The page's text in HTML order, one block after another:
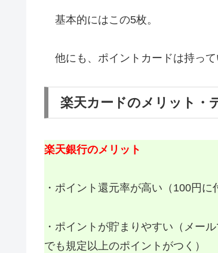
基本的にはこの5枚。
他にも、ポイントカードは持って
楽天カードのメリット・
楽天銀行のメリット
・ポイント還元率が高い（100円に
・ポイントが貯まりやすい（メー
でも規定以上のポイントがつく）